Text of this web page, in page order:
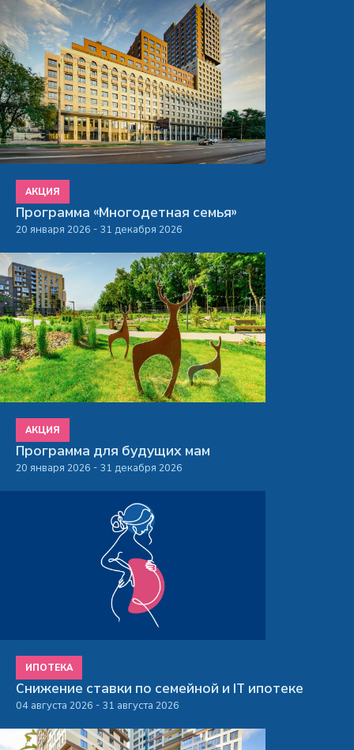
АКЦИЯ
Программа «Многодетная семья»
20 января 2026 - 31 декабря 2026
АКЦИЯ
Программа для будущих мам
20 января 2026 - 31 декабря 2026
ИПОТЕКА
Снижение ставки по семейной и IT ипотеке
04 августа 2026 - 31 августа 2026